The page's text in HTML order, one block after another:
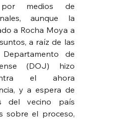
por medios de
aunque la
a Rocha Moya a
a raíz de las
de
(DOJ) hizo
el ahora
y a espera de
del vecino país
sobre el proceso,